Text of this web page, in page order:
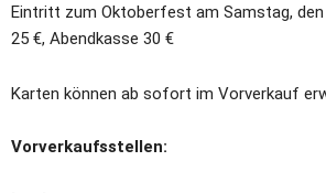
Eintritt zum Oktoberfest am Samstag, den
25 €, Abendkasse 30 €
Karten können ab sofort im Vorverkauf
Vorverkaufsstellen: